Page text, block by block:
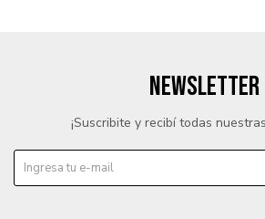
NEWSLETTER
¡Suscribite y recibí todas